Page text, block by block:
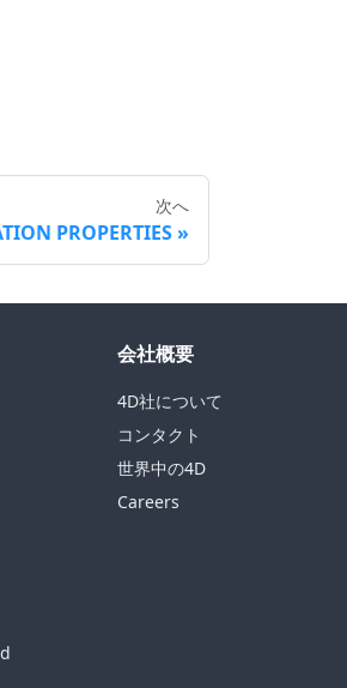
次へ
PROPERTIES
会社概要
4D社について
コンタクト
世界中の4D
Careers